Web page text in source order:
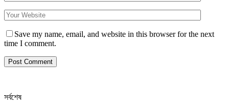
Save my name, email, and website in this browser for the next
time I comment.
সর্বশেষ